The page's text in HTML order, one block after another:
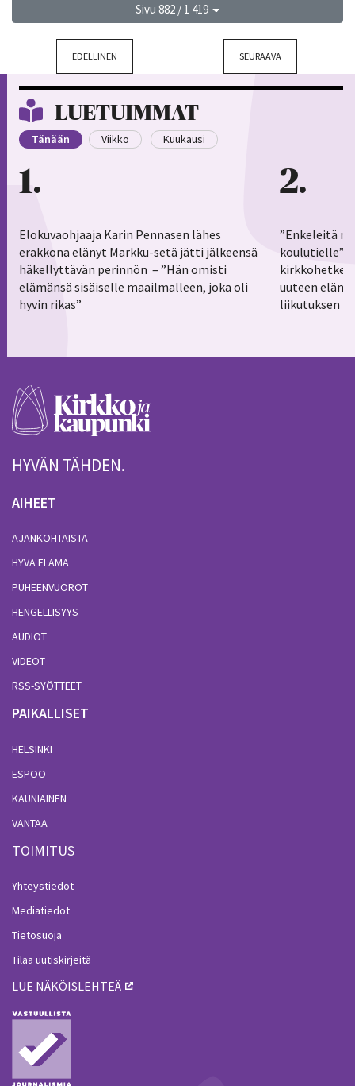
Sivu 882 / 1 419
EDELLINEN SEURAAVA
LUETUIMMAT
Tänään Viikko Kuukausi
1
Elokuvaohjaaja Karin Pennasen lähes
erakkona elänyt Markku-setä jätti jälkeensä
häkellyttävän perinnön – ”Hän omisti
elämänsä sisäiselle maailmalleen, joka oli
hyvin rikas”
2
”Enkeleitä
koulutielle”–
uuteen
liikutuksen
HYVÄN TÄHDEN.
AIHEET
AJANKOHTAISTA
HYVÄ ELÄMÄ
PUHEENVUOROT
HENGELLISYYS
AUDIOT
VIDEOT
RSS-SYÖTTEET
PAIKALLISET
HELSINKI
ESPOO
KAUNIAINEN
VANTAA
TOIMITUS
Yhteystiedot
Mediatiedot
Tietosuoja
Tilaa uutiskirjeitä
LUE NÄKÖISLEHTEÄ